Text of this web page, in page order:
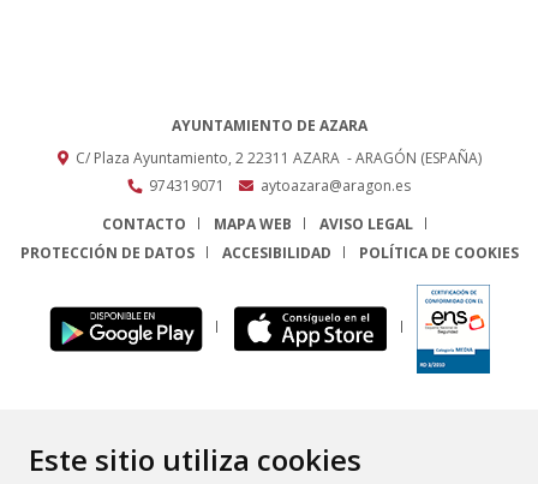
Este sitio utiliza cookies
AYUNTAMIENTO DE AZARA
C/ Plaza Ayuntamiento, 222311 AZARA - ARAGÓN (ESPAÑA)
974319071
aytoazara@aragon.es
CONTACTO
MAPA WEB
AVISO LEGAL
PROTECCIÓN DE DATOS
ACCESIBILIDAD POLÍTICA DE COOKIES